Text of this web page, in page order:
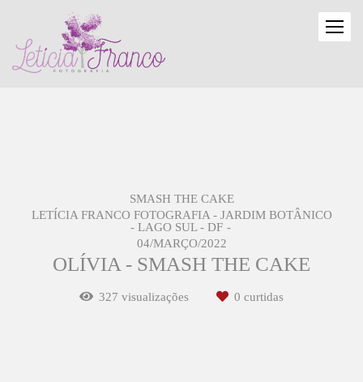
SMASH THE CAKE
LETÍCIA FRANCO FOTOGRAFIA - JARDIM BOTÂNICO
- LAGO SUL - DF
04/MARÇO/2022
OLÍVIA - SMASH THE CAKE
327 visualizações 0 curtidas